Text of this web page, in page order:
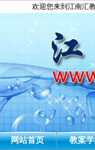
欢迎您来到江南汇
网站首页 教案